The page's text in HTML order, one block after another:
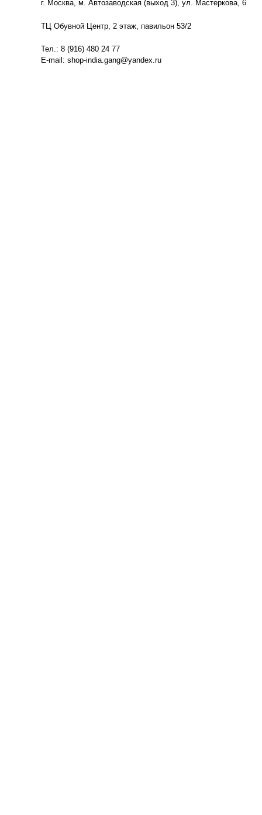
г. Москва, м. Автозаводская (выход 3), ул. Мастеркова, 6
ТЦ Обувной Центр, 2 этаж, павильон 53/2
Тел.: 8 (916) 480 24 77
E-mail: shop-india.gang@yandex.ru